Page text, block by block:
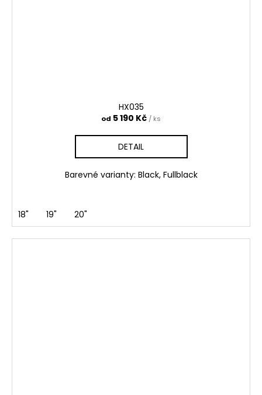
HX035
od 5 190 Kč / ks
DETAIL
Barevné varianty: Black, Fullblack
18" 19" 20"